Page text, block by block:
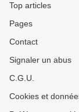
Top articles
Pages
Contact
Signaler un abus
C.G.U.
Cookies et